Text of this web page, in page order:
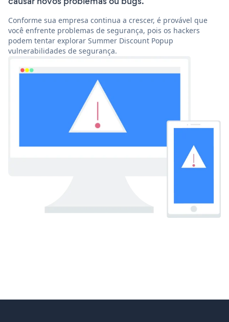
Conforme sua empresa continua a crescer, é provável que
você enfrente problemas de segurança, pois os hackers
podem tentar explorar Summer Discount Popup
vulnerabilidades de segurança.